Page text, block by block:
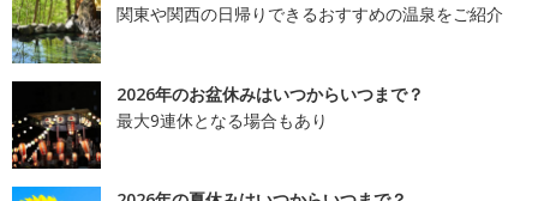
関東や関西の日帰りできるおすすめの温泉をご紹介
2026年のお盆休みはいつからいつまで？
最大9連休となる場合もあり